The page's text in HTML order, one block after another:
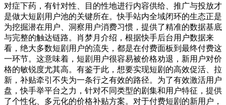
对症下药，有针对性、目的性地进行内容供给、推广与投放才
是做大短剧用户池的关键所在。快手站内全域闭环的生态正是
为挖掘潜在用户、洞察用户消费习惯，提供了精准的数据基底
与完整的触达链路。肖梦月介绍，根据快手后台用户数据来
看，绝大多数短剧用户的流失，都是在付费面板到最终付费这
一环节。这意味着，短剧用户很容易被价格劝退，新用户对价
格的敏锐度尤其高。有鉴于此，想要实现短剧的高效促活、拉
新，补贴牵引不失为一条行之有效的路径。为了有效激活用户
盘，快手举平台之力，针对不同类型的剧集和用户特征，提供
了个性化、多元化的价格补贴方案。对于付费短剧的新用户，